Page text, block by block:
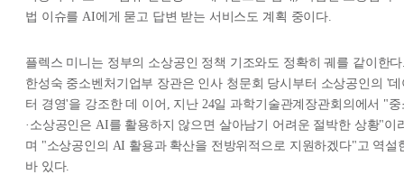
법 이슈를 AI에게 묻고 답변 받는 서비스도 계획 중이다.
플렉스 미니는 정부의 소상공인 정책 기조와도 정확히 궤를 같이한
한성숙 중소벤처기업부 장관은 인사 청문회 당시부터 소상공인의 '데
터 경영'을 강조한 데 이어, 지난 24일 과학기술관계장관회의에서 "중
·소상공인은 AI를 활용하지 않으면 살아남기 어려운 절박한 상황"이
며 "소상공인의 AI 활용과 확산을 전방위적으로 지원하겠다"고 역설
바 있다.